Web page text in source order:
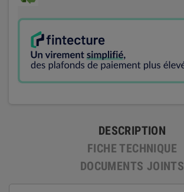
DESCRIPTION
FICHE TECHNIQUE
DOCUMENTS JOINTS